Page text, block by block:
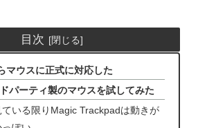
目次
マウスに正式に対応した
パーティ製のマウスを試してみた
いる限りMagic Trackpadは動きが